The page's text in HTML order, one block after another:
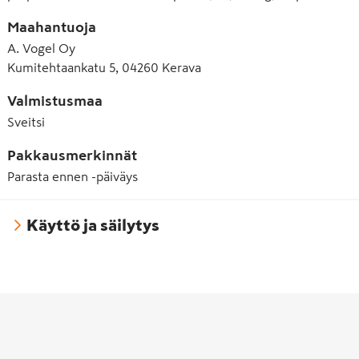
Maahantuoja
A. Vogel Oy
Kumitehtaankatu 5, 04260 Kerava
Valmistusmaa
Sveitsi
Pakkausmerkinnät
Parasta ennen -päiväys
Käyttö ja säilytys